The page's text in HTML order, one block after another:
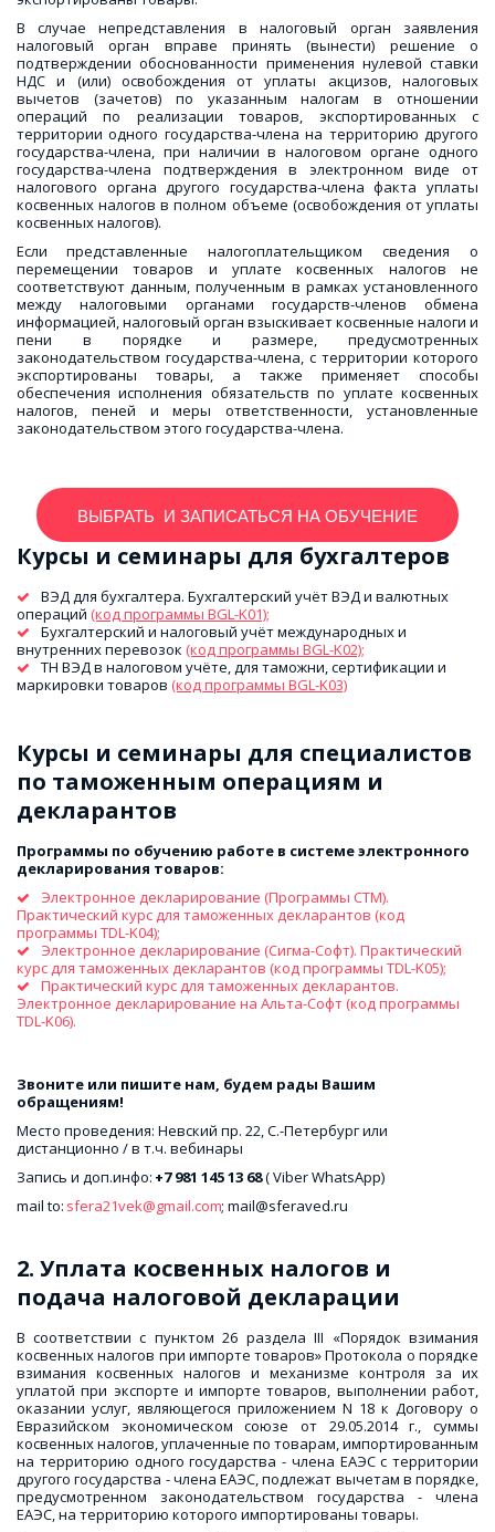
В случае непредставления в налоговый орган заявления
налоговый орган вправе принять (вынести) решение о
подтверждении обоснованности применения нулевой ставки
НДС и (или) освобождения от уплаты акцизов, налоговых
вычетов (зачетов) по указанным налогам в отношении
операций по реализации товаров, экспортированных с
территории одного государства-члена на территорию другого
государства-члена, при наличии в налоговом органе одного
государства-члена подтверждения в электронном виде от
налогового органа другого государства-члена факта уплаты
косвенных налогов в полном объеме (освобождения от уплаты
косвенных налогов).
Если представленные налогоплательщиком сведения о
перемещении товаров и уплате косвенных налогов не
соответствуют данным, полученным в рамках установленного
между налоговыми органами государств-членов обмена
информацией, налоговый орган взыскивает косвенные налоги и
пени в порядке и размере, предусмотренных
законодательством государства-члена, с территории которого
экспортированы товары, а также применяет способы
обеспечения исполнения обязательств по уплате косвенных
налогов, пеней и меры ответственности, установленные
законодательством этого государства-члена.
ВЫБРАТЬ И ЗАПИСАТЬСЯ НА ОБУЧЕНИЕ
Курсы и семинары для бухгалтеров
ВЭД для бухгалтера. Бухгалтерский учёт ВЭД и валютных
операций (код программы BGL-K01);
Бухгалтерский и налоговый учёт международных и
внутренних перевозок (код программы BGL-K02);
ТН ВЭД в налоговом учёте, для таможни, сертификации и
маркировки товаров (код программы BGL-K03)
Курсы и семинары для специалистов
по таможенным операциям и
декларантов
Программы по обучению работе в системе электронного
декларирования товаров:
Электронное декларирование (Программы СТМ).
Практический курс для таможенных декларантов (код
программы TDL-K04);
Электронное декларирование (Сигма-Софт). Практический
курс для таможенных декларантов (код программы TDL-K05);
Практический курс для таможенных декларантов.
Электронное декларирование на Альта-Софт (код программы
TDL-K06).
Звоните или пишите нам, будем рады Вашим
обращениям!
Место проведения: Невский пр. 22, С.-Петербург или
дистанционно / в т.ч. вебинары
Запись и доп.инфо: +7 981 145 13 68 ( Viber WhatsApp)
mail to: sfera21vek@gmail.com; mail@sferaved.ru
2. Уплата косвенных налогов и
подача налоговой декларации
В соответствии с пунктом 26 раздела III «Порядок взимания
косвенных налогов при импорте товаров» Протокола о порядке
взимания косвенных налогов и механизме контроля за их
уплатой при экспорте и импорте товаров, выполнении работ,
оказании услуг, являющегося приложением N 18 к Договору о
Евразийском экономическом союзе от 29.05.2014 г., суммы
косвенных налогов, уплаченные по товарам, импортированным
на территорию одного государства - члена ЕАЭС с территории
другого государства - члена ЕАЭС, подлежат вычетам в порядке,
предусмотренном законодательством государства - члена
ЕАЭС, на территорию которого импортированы товары.